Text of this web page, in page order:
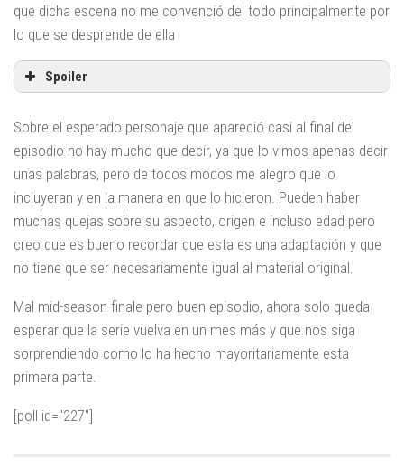
que dicha escena no me convenció del todo principalmente por
lo que se desprende de ella
Spoiler
Sobre el esperado personaje que apareció casi al final del
episodio no hay mucho que decir, ya que lo vimos apenas decir
unas palabras, pero de todos modos me alegro que lo
incluyeran y en la manera en que lo hicieron. Pueden haber
muchas quejas sobre su aspecto, origen e incluso edad pero
creo que es bueno recordar que esta es una adaptación y que
no tiene que ser necesariamente igual al material original.
Mal mid-season finale pero buen episodio, ahora solo queda
esperar que la serie vuelva en un mes más y que nos siga
sorprendiendo como lo ha hecho mayoritariamente esta
primera parte.
[poll id="227"]